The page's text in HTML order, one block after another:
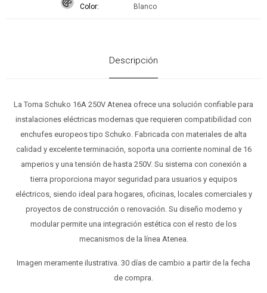
Color Blanco
Descripción
La Toma Schuko 16A 250V Atenea ofrece una solución confiable para
instalaciones eléctricas modernas que requieren compatibilidad con
enchufes europeos tipo Schuko. Fabricada con materiales de alta
calidad y excelente terminación, soporta una corriente nominal de 16
amperios y una tensión de hasta 250V. Su sistema con conexión a
tierra proporciona mayor seguridad para usuarios y equipos
eléctricos, siendo ideal para hogares, oficinas, locales comerciales y
proyectos de construcción o renovación. Su diseño moderno y
modular permite una integración estética con el resto de los
mecanismos de la línea Atenea.
Imagen meramente ilustrativa. 30 días de cambio a partir de la fecha
de compra.